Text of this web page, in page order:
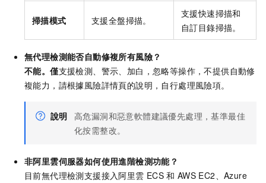
掃描模式 支援全盤掃描。
支援快速掃描和
自訂目錄掃描。
無代理檢測能否自動修複所有風險？
不能。僅支援檢測、警示、加白，忽略等操作，不提供自動修
複能力，請根據風險詳情頁的說明，自行處理風險項。
說明 高危漏洞和惡意軟體建議優先處理，基準最佳
化按需整改。
非阿里雲伺服器如何使用進階檢測功能？
目前無代理檢測支援接入阿里雲 ECS 和 AWS EC2、Azure